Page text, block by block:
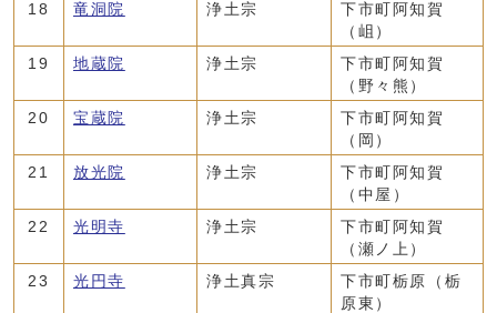
18
竜洞院 浄土宗
下市町阿知賀
（岨）
19
地蔵院 浄土宗
下市町阿知賀
（野々熊）
20
宝蔵院 浄土宗
下市町阿知賀
（岡）
21
放光院 浄土宗
下市町阿知賀
（中屋）
22
光明寺 浄土宗
下市町阿知賀
（瀬ノ上）
23
光円寺 浄土真宗
下市町栃原（栃
原東）